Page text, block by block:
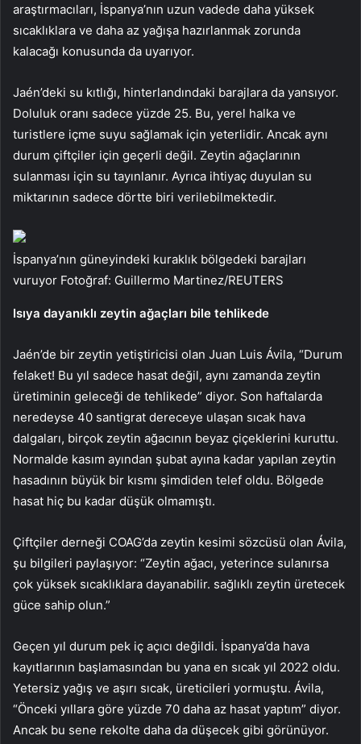
araştırmacıları, İspanya’nın uzun vadede daha yüksek
sıcaklıklara ve daha az yağışa hazırlanmak zorunda
kalacağı konusunda da uyarıyor.
Jaén’deki su kıtlığı, hinterlandındaki barajlara da yansıyor.
Doluluk oranı sadece yüzde 25. Bu, yerel halka ve
turistlere içme suyu sağlamak için yeterlidir. Ancak aynı
durum çiftçiler için geçerli değil. Zeytin ağaçlarının
sulanması için su tayınlanır. Ayrıca ihtiyaç duyulan su
miktarının sadece dörtte biri verilebilmektedir.
İspanya’nın güneyindeki kuraklık bölgedeki barajları
vuruyor Fotoğraf: Guillermo Martinez/REUTERS
Isıya dayanıklı zeytin ağaçları bile tehlikede
Jaén’de bir zeytin yetiştiricisi olan Juan Luis Ávila, “Durum
felaket! Bu yıl sadece hasat değil, aynı zamanda zeytin
üretiminin geleceği de tehlikede” diyor. Son haftalarda
neredeyse 40 santigrat dereceye ulaşan sıcak hava
dalgaları, birçok zeytin ağacının beyaz çiçeklerini kuruttu.
Normalde kasım ayından şubat ayına kadar yapılan zeytin
hasadının büyük bir kısmı şimdiden telef oldu. Bölgede
hasat hiç bu kadar düşük olmamıştı.
Çiftçiler derneği COAG’da zeytin kesimi sözcüsü olan Ávila,
şu bilgileri paylaşıyor: “Zeytin ağacı, yeterince sulanırsa
çok yüksek sıcaklıklara dayanabilir. sağlıklı zeytin üretecek
güce sahip olun.”
Geçen yıl durum pek iç açıcı değildi. İspanya’da hava
kayıtlarının başlamasından bu yana en sıcak yıl 2022 oldu.
Yetersiz yağış ve aşırı sıcak, üreticileri yormuştu. Ávila,
“Önceki yıllara göre yüzde 70 daha az hasat yaptım” diyor.
Ancak bu sene rekolte daha da düşecek gibi görünüyor.